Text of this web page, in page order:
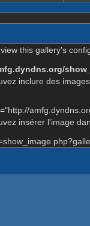
this gallery's
inclure des
insérer l'image